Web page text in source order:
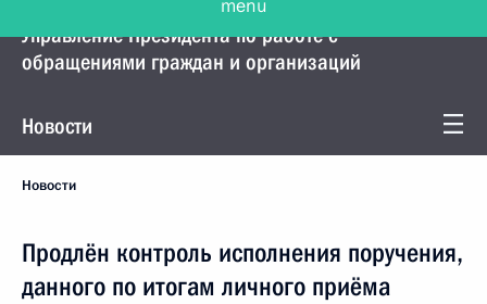
Управление Президента по работе с
обращениями граждан и организаций
Новости
Новости
Продлён контроль исполнения поручения,
данного по итогам личного приёма